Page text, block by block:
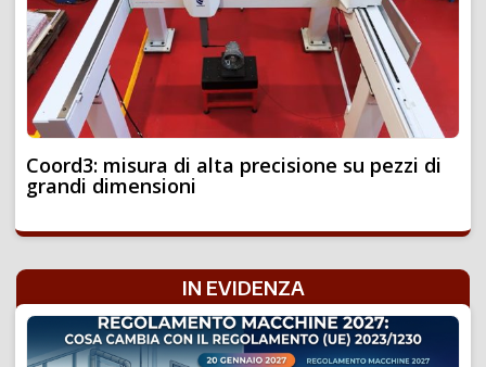
Coord3: misura di alta precisione su pezzi di
grandi dimensioni
IN EVIDENZA